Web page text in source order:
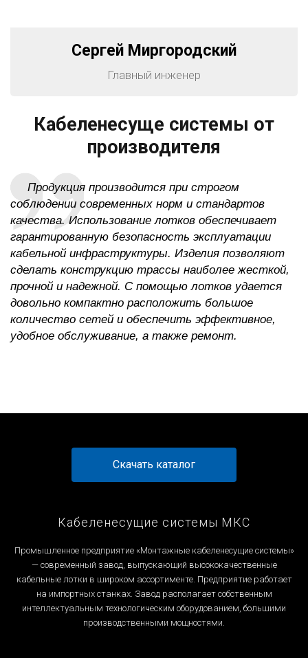
Кабеленесуще системы от
производителя
Продукция производится при строгом
соблюдении современных норм и стандартов
качества. Использование лотков обеспечивает
гарантированную безопасность эксплуатации
кабельной инфраструктуры. Изделия позволяют
сделать конструкцию трассы наиболее жесткой,
прочной и надежной. С помощью лотков удается
довольно компактно расположить большое
количество сетей и обеспечить эффективное,
удобное обслуживание, а также ремонт.
Сергей Миргородский
Главный инженер
Скачать каталог
Кабеленесущие системы МКС
Промышленное предприятие «Монтажные кабеленесущие системы»
— современный завод, выпускающий высококачественные
кабельные лотки в широком ассортименте. Предприятие работает
на импортных станках. Завод располагает собственным
интеллектуальным технологическим оборудованием, большими
производственными мощностями.